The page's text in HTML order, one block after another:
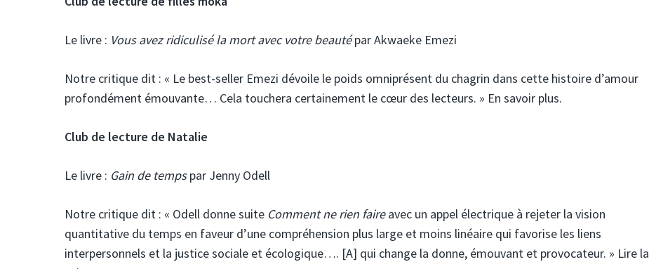
Le livre : Vous avez ridiculisé la mort avec votre beautépar Akwaeke Emezi
Notre critique dit : « Le best-seller Emezi dévoile le poids omniprésent du chagrin dans cette histoire d’amour
profondément émouvante… Cela touchera certainement le cœur des lecteurs. » En savoir plus.
Club de lecture de Natalie
Le livre : Gain de tempspar Jenny Odell
Notre critique dit : « Odell donne suite Comment ne rien faireavec un appel électrique à rejeter la vision
quantitative du temps en faveur d’une compréhension plus large et moins linéaire qui favorise les liens
interpersonnels et la justice sociale et écologique…. [A] qui change la donne, émouvant et provocateur. » Lire la